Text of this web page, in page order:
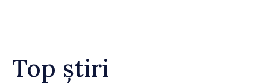
Top știri